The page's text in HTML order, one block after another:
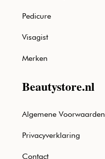
Pedicure
Visagist
Merken
Beautystore.nl
Algemene Voorwaarden
Privacyverklaring
Contact